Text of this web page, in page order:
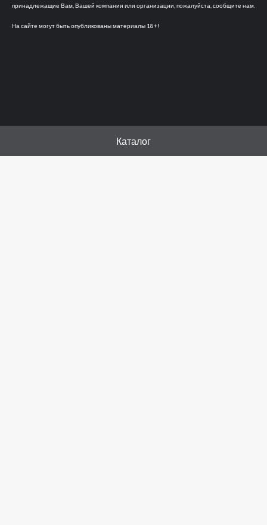
принадлежащие Вам, Вашей компании или организации, пожалуйста, сообщите нам.
На сайте могут быть опубликованы материалы 18+!
Каталог